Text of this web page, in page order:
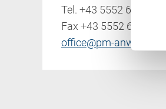
Tel. +43 5552 62 286
Fax +43 5552 62 286-
office@pm-anwaelte.at